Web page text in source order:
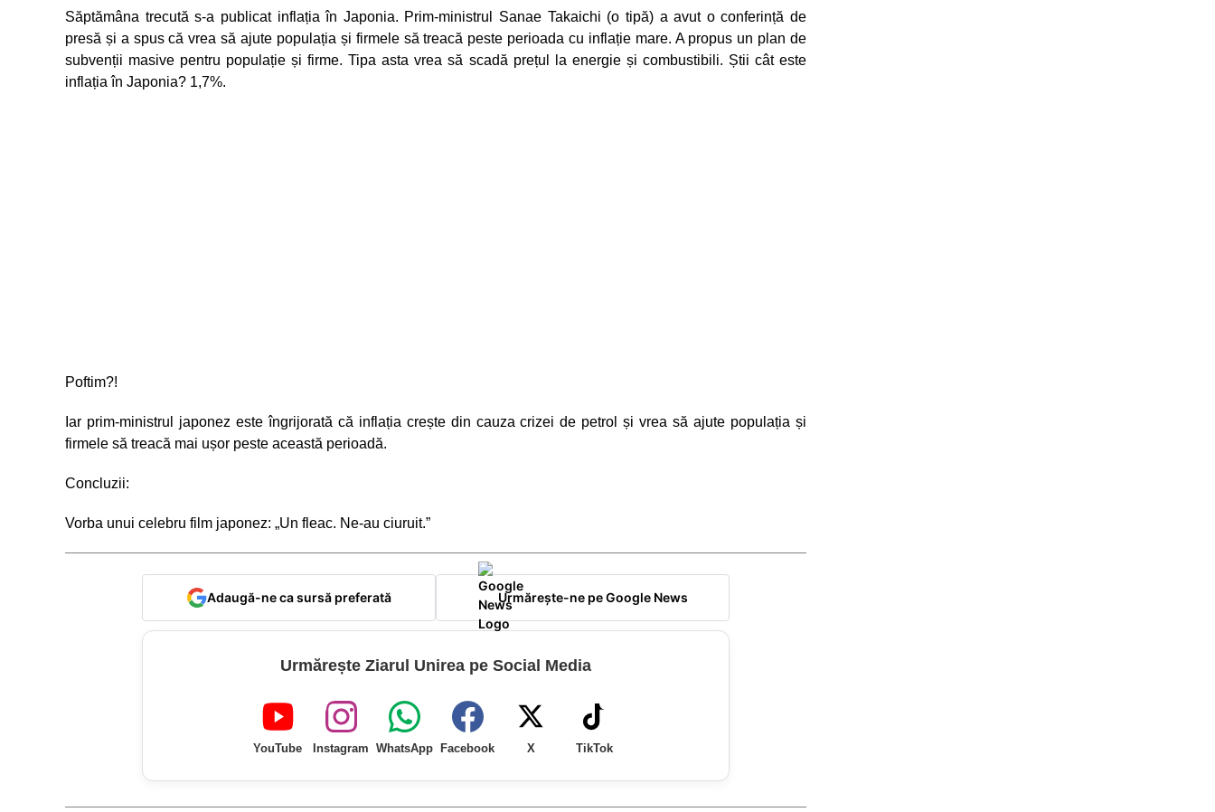
Săptămâna trecută s-a publicat inflația în Japonia. Prim-ministrul Sanae Takaichi (o tipă) a avut o conferință de
presă și a spus că vrea să ajute populația și firmele să treacă peste perioada cu inflație mare. A propus un plan de
subvenții masive pentru populație și firme. Tipa asta vrea să scadă prețul la energie și combustibili. Știi cât este
inflația în Japonia? 1,7%.
Poftim?!
Iar prim-ministrul japonez este îngrijorată că inflația crește din cauza crizei de petrol și vrea să ajute populația și
firmele să treacă mai ușor peste această perioadă.
Concluzii:
Vorba unui celebru film japonez: „Un fleac. Ne-au ciuruit.”
Adaugă-ne ca sursă preferată Urmărește-ne pe Google News
Urmărește Ziarul Unirea pe Social Media
YouTube Instagram WhatsApp Facebook X TikTok